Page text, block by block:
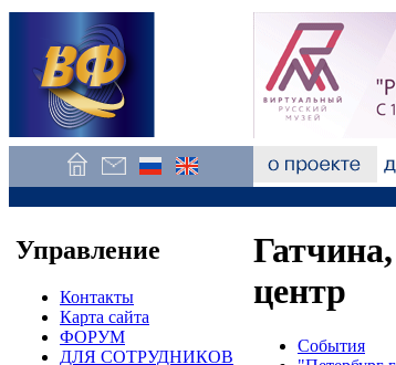
Управление
Контакты
Карта сайта
ФОРУМ
ДЛЯ СОТРУДНИКОВ
центр
События